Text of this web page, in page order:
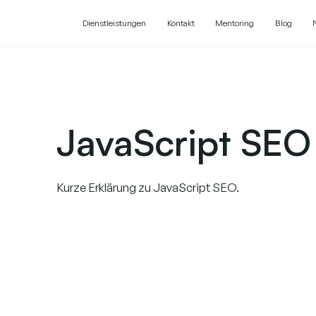
Dienstleistungen Kontakt Mentoring Blog
JavaScript SEO
Kurze Erklärung zu JavaScript SEO.